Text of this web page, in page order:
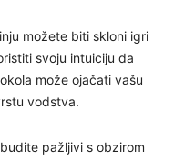
možete biti skloni igri
svoju intuiciju da
može ojačati vašu
vodstva.
pažljivi s obzirom